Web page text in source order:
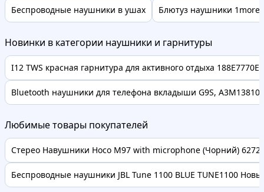
Беспроводные наушники в ушах Блютуз наушники 1more
Новинки в категории наушники и гарнитуры
I12 TWS красная гарнитура для активного отдыха 188E7770E
Bluetooth наушники для телефона вкладыши G9S, A3M138108
Любимые товары покупателей
Стерео Навушники Hoco M97 with microphone (Чорний)
Беспроводные наушники JBL Tune 1100 BLUE TUNE1100